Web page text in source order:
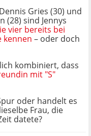
Gries (30) und
(28) sind Jennys
vier bereits bei
kennen – oder doch
kombiniert, dass
mit "S"
oder handelt es
Frau, die
datete?